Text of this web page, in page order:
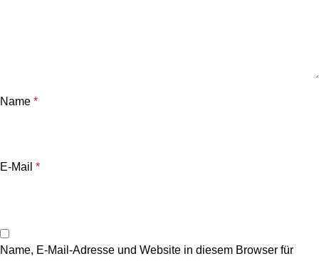
Name *
E-Mail *
Name, E-Mail-Adresse und Website in diesem Browser für